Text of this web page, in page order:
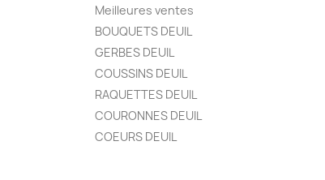
Meilleures ventes
BOUQUETS DEUIL
GERBES DEUIL
COUSSINS DEUIL
RAQUETTES DEUIL
COURONNES DEUIL
COEURS DEUIL